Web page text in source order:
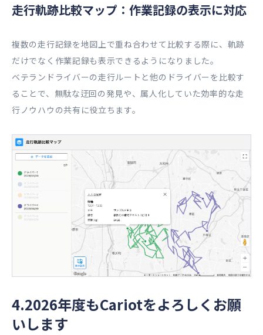
走行軌跡比較マップ：作業記録の表示に対応
複数の走行記録を地図上で重ね合わせて比較する際に、軌跡
だけでなく作業記録も表示できるようになりました。
ベテランドライバーの走行ルートと他のドライバーを比較す
ることで、無駄な迂回の発見や、属人化していた効率的な走
行ノウハウの共有に役立ちます。
4.2026年度もCariotをよろしくお願
いします